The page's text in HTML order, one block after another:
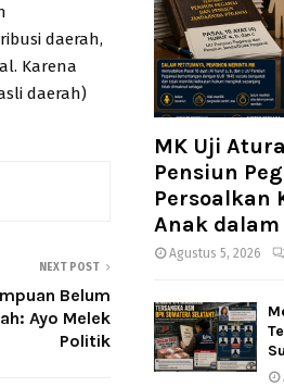
daerah,
Karena
daerah)
NEXT POST
Belum
Ayo Melek
Politik
MK Uji
Pensiun
Persoalkan
Anak
Agustus 5, 2026